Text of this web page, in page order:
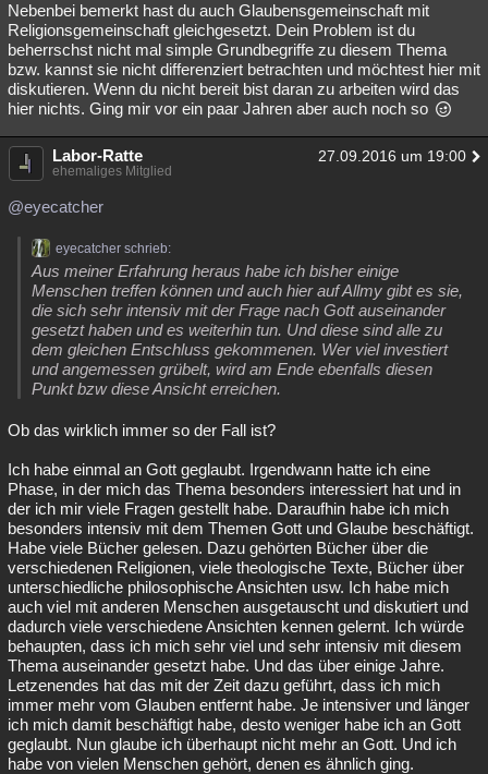
Nebenbei bemerkt hast du auch Glaubensgemeinschaft mit
Religionsgemeinschaft gleichgesetzt. Dein Problem ist du
beherrschst nicht mal simple Grundbegriffe zu diesem Thema
bzw. kannst sie nicht differenziert betrachten und möchtest hier mit
diskutieren. Wenn du nicht bereit bist daran zu arbeiten wird das
hier nichts. Ging mir vor ein paar Jahren aber auch noch so
Labor-Ratte 27.09.2016 um 19:00
ehemaliges Mitglied
@eyecatcher
eyecatcher schrieb:
Aus meiner Erfahrung heraus habe ich bisher einige
Menschen treffen können und auch hier auf Allmy gibt es sie,
die sich sehr intensiv mit der Frage nach Gott auseinander
gesetzt haben und es weiterhin tun. Und diese sind alle zu
dem gleichen Entschluss gekommenen. Wer viel investiert
und angemessen grübelt, wird am Ende ebenfalls diesen
Punkt bzw diese Ansicht erreichen.
Ob das wirklich immer so der Fall ist?
Ich habe einmal an Gott geglaubt. Irgendwann hatte ich eine
Phase, in der mich das Thema besonders interessiert hat und in
der ich mir viele Fragen gestellt habe. Daraufhin habe ich mich
besonders intensiv mit dem Themen Gott und Glaube beschäftigt.
Habe viele Bücher gelesen. Dazu gehörten Bücher über die
verschiedenen Religionen, viele theologische Texte, Bücher über
unterschiedliche philosophische Ansichten usw. Ich habe mich
auch viel mit anderen Menschen ausgetauscht und diskutiert und
dadurch viele verschiedene Ansichten kennen gelernt. Ich würde
behaupten, dass ich mich sehr viel und sehr intensiv mit diesem
Thema auseinander gesetzt habe. Und das über einige Jahre.
Letzenendes hat das mit der Zeit dazu geführt, dass ich mich
immer mehr vom Glauben entfernt habe. Je intensiver und länger
ich mich damit beschäftigt habe, desto weniger habe ich an Gott
geglaubt. Nun glaube ich überhaupt nicht mehr an Gott. Und ich
habe von vielen Menschen gehört, denen es ähnlich ging.